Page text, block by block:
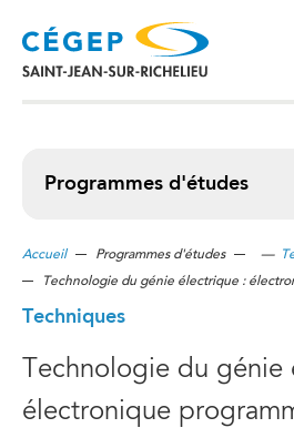
contenu
principal
Programmes d'études
Accueil Programmes d'études —
Technologie du génie électrique :
Techniques
Technologie du génie
électronique